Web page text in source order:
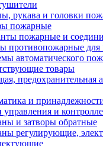
рукава и головки
пожарные
пожарные и
противопожарные для
автоматического
товары
предохранительная
и
управления и
и затворы обратные
регулирующие,